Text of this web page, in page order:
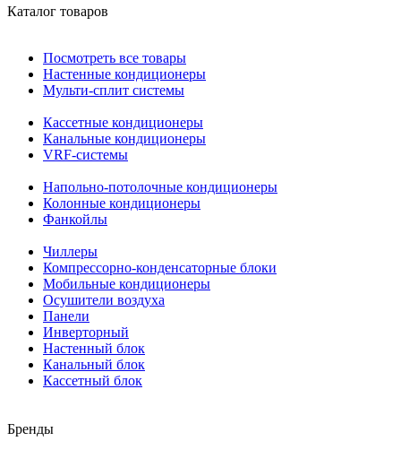
Каталог товаров
Посмотреть все товары
Настенные кондиционеры
Мульти-сплит системы
Кассетные кондиционеры
Канальные кондиционеры
VRF-системы
Напольно-потолочные кондиционеры
Колонные кондиционеры
Фанкойлы
Чиллеры
Компрессорно-конденсаторные блоки
Мобильные кондиционеры
Осушители воздуха
Панели
Инверторный
Настенный блок
Канальный блок
Кассетный блок
Бренды